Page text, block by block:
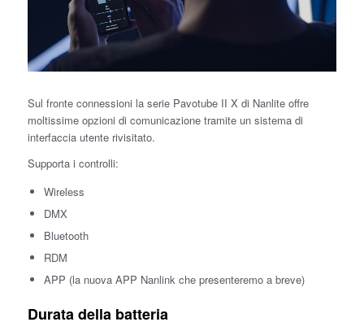
Sul fronte connessioni la serie Pavotube II X di Nanlite offre
moltissime opzioni di comunicazione tramite un sistema di
interfaccia utente rivisitato.
Supporta i controlli:
Wireless
DMX
Bluetooth
RDM
APP (la nuova APP Nanlink che presenteremo a breve)
Durata della batteria